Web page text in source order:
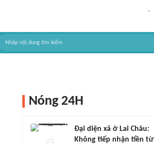
Nóng 24H
Đại diện xã ở Lai Châu:
Không tiếp nhận tiền từ